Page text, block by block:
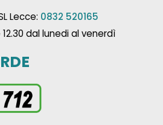
Lecce: 0832 520165
dal lunedi al venerdì